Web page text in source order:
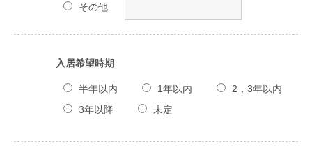
その他
入居希望時期
半年以内 1年以内
2，3年以内
3年以降
未定